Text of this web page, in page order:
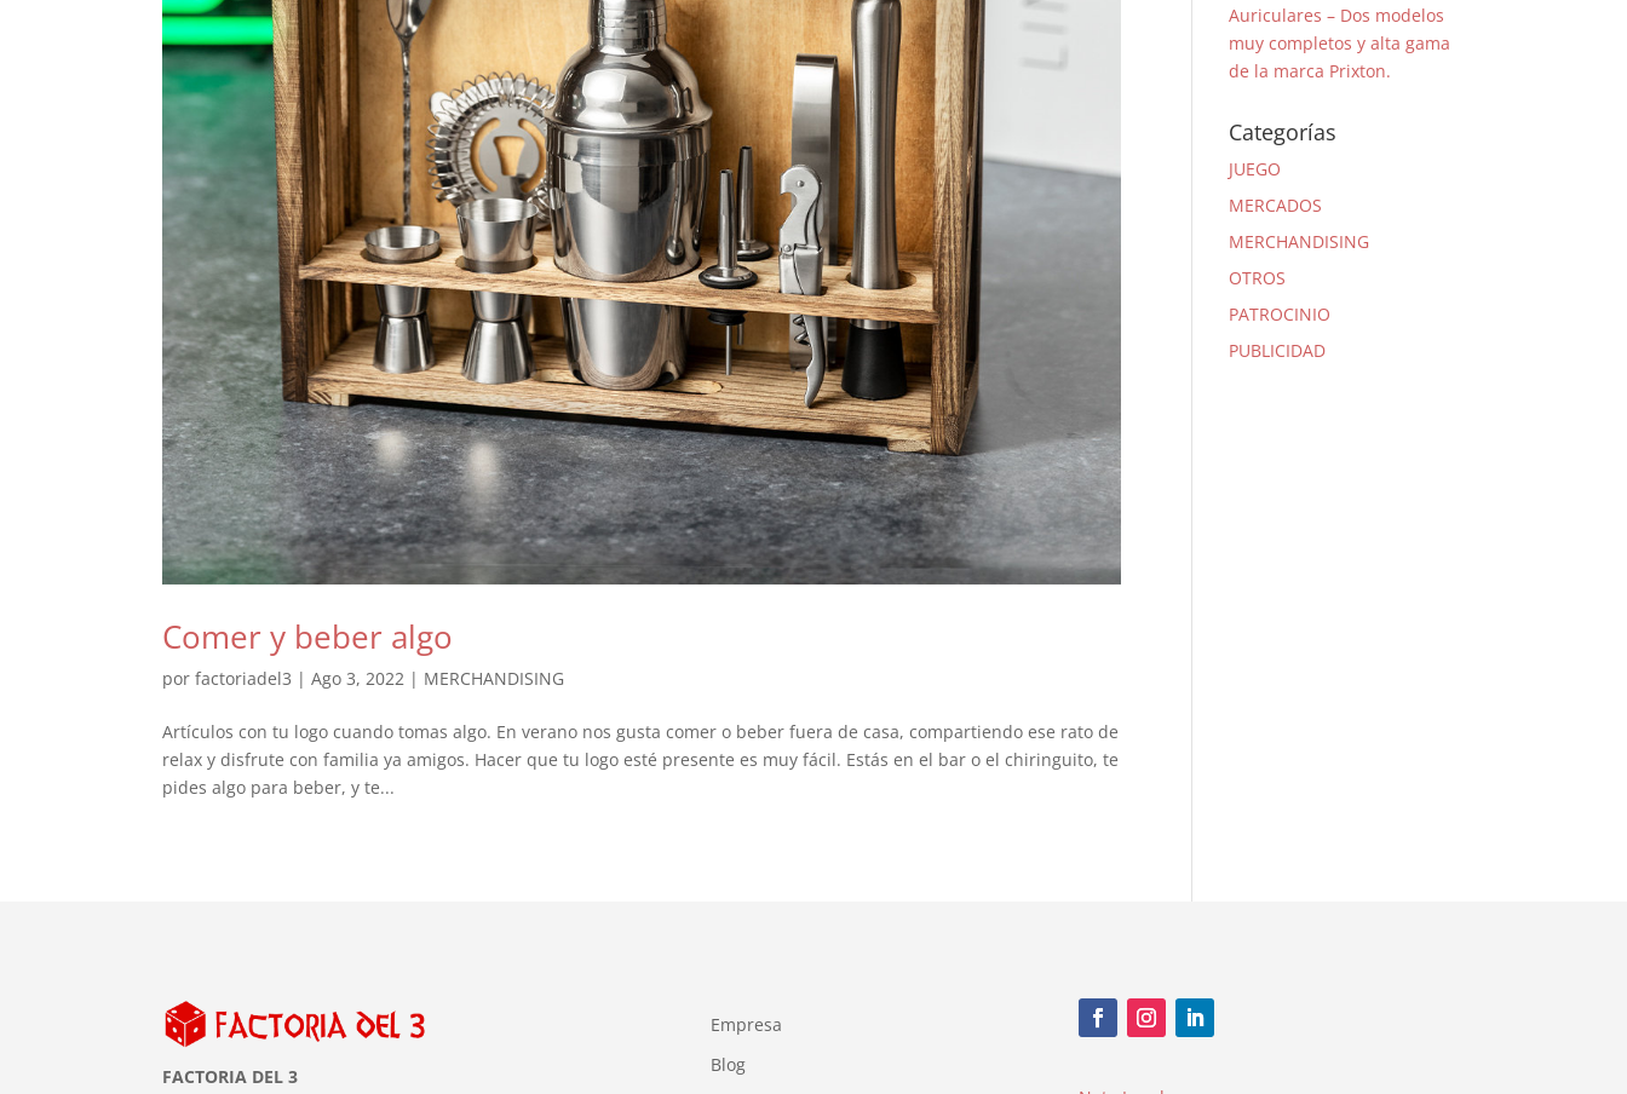
Comer y beber algo
porfactoriadel3 |Ago 3, 2022 | MERCHANDISING
Artículos con tu logo cuando tomas algo. En verano nos gusta comer o beber fuera de casa, compartiendo ese rato de
relax y disfrute con familia ya amigos. Hacer que tu logo esté presente es muy fácil. Estás en el bar o el chiringuito, te
pides algo para beber, y te...
Auriculares – Dos modelos
muy completos y alta gama
de la marca Prixton.
Categorías
JUEGO
MERCADOS
MERCHANDISING
OTROS
PATROCINIO
PUBLICIDAD
FACTORIA DEL 3
Empresa
Blog